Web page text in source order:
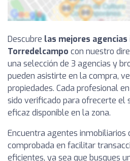
Descubre las mejores
Torredelcampo con nuestro
una selección de 3 agencias y
pueden asistirte en la compra,
propiedades. Cada profesional
sido verificado para ofrecerte el
eficaz disponible en la zona.
Encuentra agentes inmobiliarios
comprobada en facilitar
eficientes, ya sea que busques